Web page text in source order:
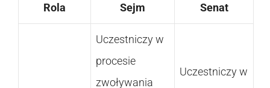
Rola Sejm Senat
Uczestniczy w
procesie
zwoływania
Uczestniczy w